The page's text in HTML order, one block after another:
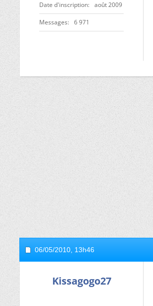
Date d'inscription août 2009
Messages 6 971
06/05/2010, 13h46
Kissagogo27